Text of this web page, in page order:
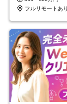
フルリモートあり